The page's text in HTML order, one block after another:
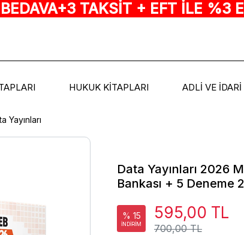
TAKSİT + EFT İLE %3
HUKUK KİTAPLARI ADLİ VE
Yayınları
Data Yayınları 2026
Bankası + 5 Deneme
% 15
İNDİRİM 700,00 TL
595,00 TL